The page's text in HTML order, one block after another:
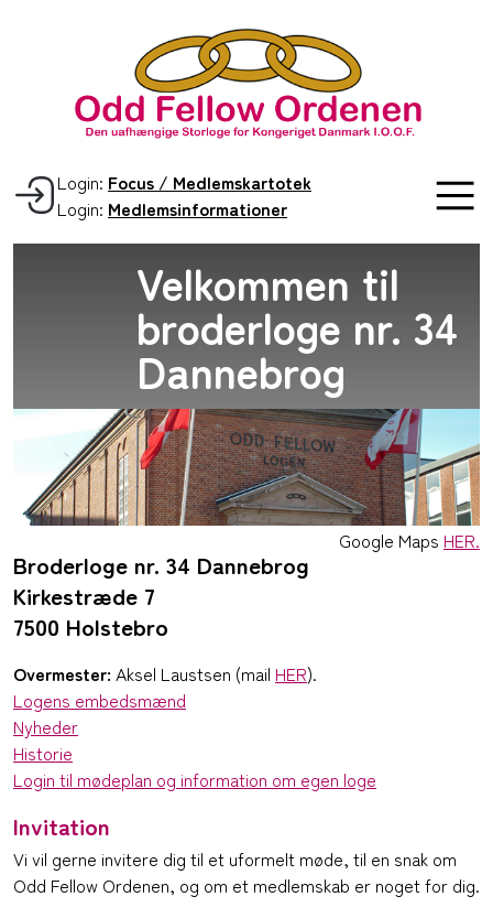
Login: Focus / Medlemskartotek
Login: Medlemsinformationer
Velkommen til
broderloge nr. 34
Dannebrog
Google Maps HER.
Broderloge nr. 34 Dannebrog
Kirkestræde 7
7500 Holstebro
Overmester: Aksel Laustsen (mail HER).
Logens embedsmænd
Nyheder
Historie
Login til mødeplan og information om egen loge
Invitation
Vi vil gerne invitere dig til et uformelt møde, til en snak om
Odd Fellow Ordenen, og om et medlemskab er noget for dig.